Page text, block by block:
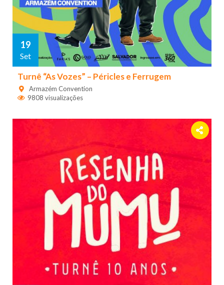
19
Set
Turnê “As Vozes” – Péricles e Ferrugem
Armazém Convention
9808 visualizações